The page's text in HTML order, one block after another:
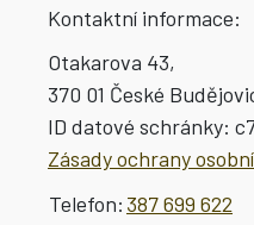
Kontaktní informace:
Otakarova 43,
370 01 České
ID datové schránky:
Zásady ochrany
Telefon: 387 699 622